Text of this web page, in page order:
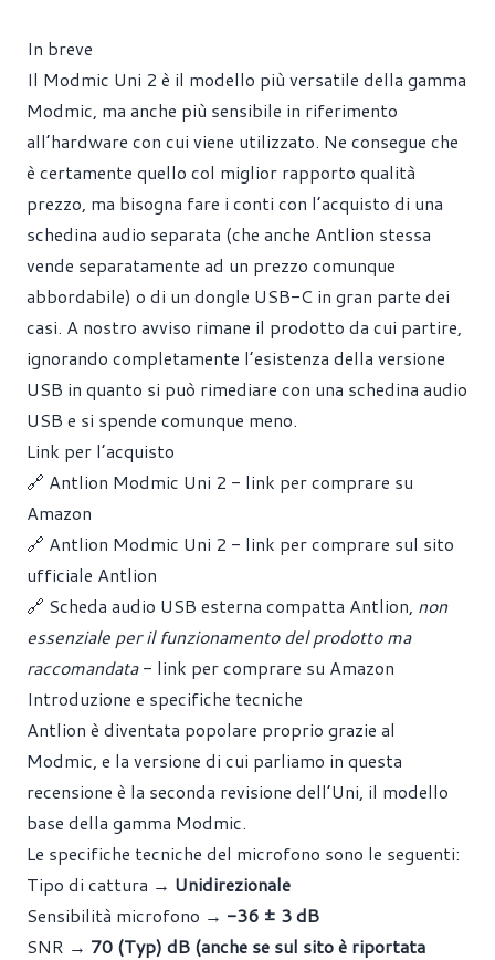
In breve
Il Modmic Uni 2 è il modello più versatile della gamma
Modmic, ma anche più sensibile in riferimento
all’hardware con cui viene utilizzato. Ne consegue che
è certamente quello col miglior rapporto qualità
prezzo, ma bisogna fare i conti con l’acquisto di una
schedina audio separata (che anche Antlion stessa
vende separatamente ad un prezzo comunque
abbordabile) o di un dongle USB-C in gran parte dei
casi. A nostro avviso rimane il prodotto da cui partire,
ignorando completamente l’esistenza della versione
USB in quanto si può rimediare con una schedina audio
USB e si spende comunque meno.
Link per l’acquisto
🔗 Antlion Modmic Uni 2 - link per comprare su
Amazon
🔗 Antlion Modmic Uni 2 - link per comprare sul sito
ufficiale Antlion
🔗 Scheda audio USB esterna compatta Antlion, non
essenziale per il funzionamento del prodotto ma
raccomandata- link per comprare su Amazon
Introduzione e specifiche tecniche
Antlion è diventata popolare proprio grazie al
Modmic, e la versione di cui parliamo in questa
recensione è la seconda revisione dell’Uni, il modello
base della gamma Modmic.
Le specifiche tecniche del microfono sono le seguenti:
Tipo di cattura → Unidirezionale
Sensibilità microfono → -36 ± 3 dB
SNR → 70 (Typ) dB (anche se sul sito è riportata